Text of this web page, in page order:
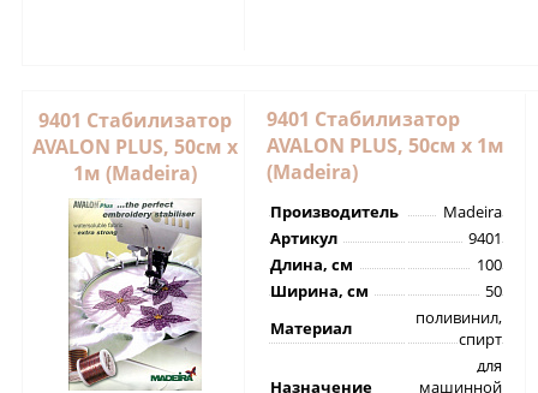
9401 Стабилизатор
AVALON PLUS, 50см х
1м (Madeira)
9401 Стабилизатор
AVALON PLUS, 50см х 1м
(Madeira)
Производитель
Madeira
Артикул
9401
Длина, см
100
Ширина, см
50
Материал
поливинил,
спирт
Назначение
для
машинной